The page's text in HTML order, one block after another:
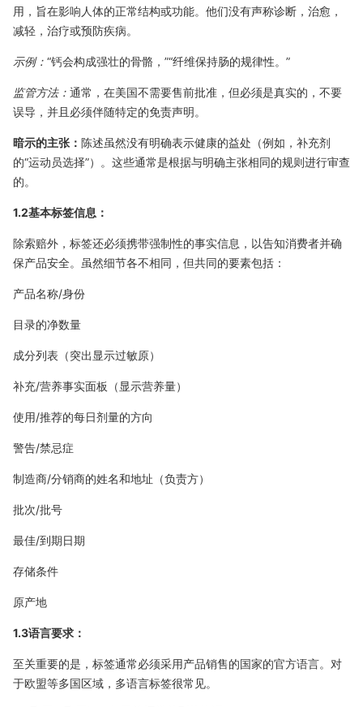
用，旨在影响人体的正常结构或功能。他们没有声称诊断，治愈，
减轻，治疗或预防疾病。
示例： “钙会构成强壮的骨骼，”“纤维保持肠的规律性。”
监管方法： 通常，在美国不需要售前批准，但必须是真实的，不要
误导，并且必须伴随特定的免责声明。
暗示的主张： 陈述虽然没有明确表示健康的益处（例如，补充剂
的“运动员选择”）。这些通常是根据与明确主张相同的规则进行审查
的。
1.2基本标签信息：
除索赔外，标签还必须携带强制性的事实信息，以告知消费者并确
保产品安全。虽然细节各不相同，但共同的要素包括：
产品名称/身份
目录的净数量
成分列表（突出显示过敏原）
补充/营养事实面板（显示营养量）
使用/推荐的每日剂量的方向
警告/禁忌症
制造商/分销商的姓名和地址（负责方）
批次/批号
最佳/到期日期
存储条件
原产地
1.3语言要求：
至关重要的是，标签通常必须采用产品销售的国家的官方语言。对
于欧盟等多国区域，多语言标签很常见。